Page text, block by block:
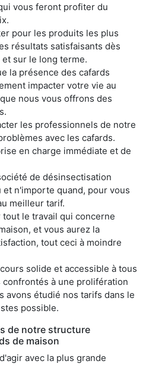
vous feront profiter du
pour les produits les plus
résultats satisfaisants dès
sur le long terme.
la présence des cafards
impacter votre vie au
nous vous offrons des
les professionnels de notre
avec les cafards.
en charge immédiate et de
de désinsectisation
n'importe quand, pour vous
meilleur tarif.
le travail qui concerne
et vous aurez la
tout ceci à moindre
solide et accessible à tous
à une prolifération
avons étudié nos tarifs dans le
possible.
de notre structure
de maison
avec la plus grande